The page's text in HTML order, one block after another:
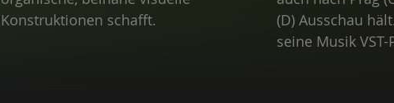
Konstruktionen schafft.
(D) Ausschau
seine Musik